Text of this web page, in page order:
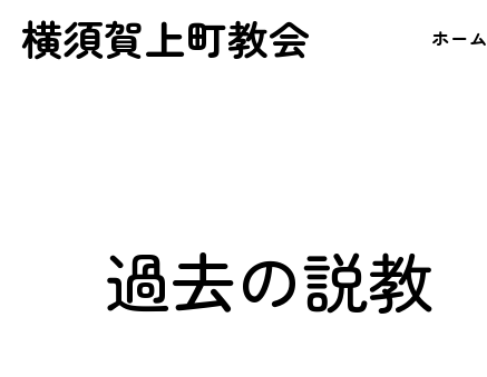
横須賀上町教会 ホーム
過去の説教